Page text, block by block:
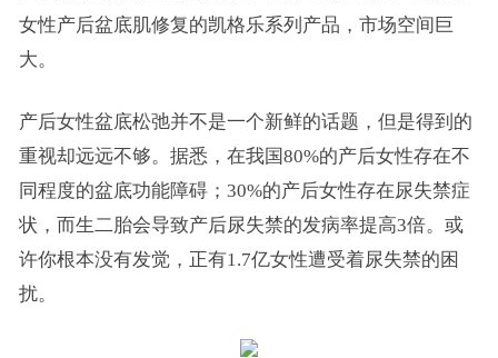
女性产后盆底肌修复的凯格乐系列产品，市场空间巨
大。
产后女性盆底松弛并不是一个新鲜的话题，但是得到的
重视却远远不够。据悉，在我国80%的产后女性存在不
同程度的盆底功能障碍；30%的产后女性存在尿失禁症
状，而生二胎会导致产后尿失禁的发病率提高3倍。或
许你根本没有发觉，正有1.7亿女性遭受着尿失禁的困
扰。